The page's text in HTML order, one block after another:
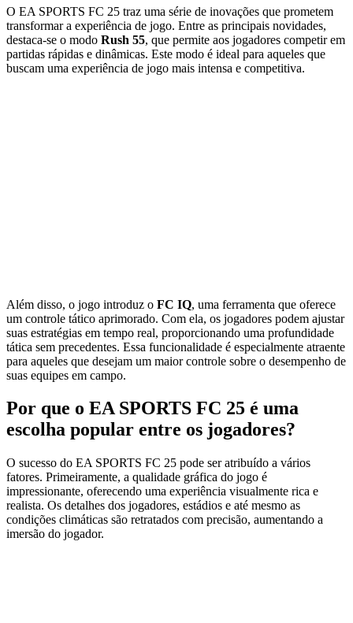
O EA SPORTS FC 25 traz uma série de inovações que prometem
transformar a experiência de jogo. Entre as principais novidades,
destaca-se o modo Rush 55, que permite aos jogadores competir em
partidas rápidas e dinâmicas. Este modo é ideal para aqueles que
buscam uma experiência de jogo mais intensa e competitiva.
Além disso, o jogo introduz o FC IQ, uma ferramenta que oferece
um controle tático aprimorado. Com ela, os jogadores podem ajustar
suas estratégias em tempo real, proporcionando uma profundidade
tática sem precedentes. Essa funcionalidade é especialmente atraente
para aqueles que desejam um maior controle sobre o desempenho de
suas equipes em campo.
Por que o EA SPORTS FC 25 é uma
escolha popular entre os jogadores?
O sucesso do EA SPORTS FC 25 pode ser atribuído a vários
fatores. Primeiramente, a qualidade gráfica do jogo é
impressionante, oferecendo uma experiência visualmente rica e
realista. Os detalhes dos jogadores, estádios e até mesmo as
condições climáticas são retratados com precisão, aumentando a
imersão do jogador.